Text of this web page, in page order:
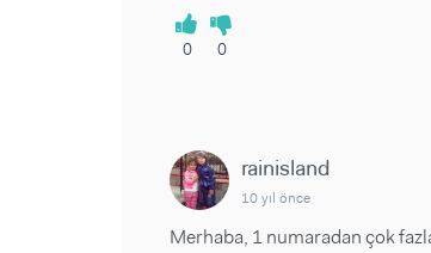
0 0
rainisland
10 yıl önce
Merhaba, 1 numaradan çok